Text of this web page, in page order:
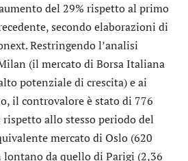
del 29% rispetto al primo
secondo elaborazioni di
. Restringendo l’analisi
(il mercato di Borsa Italiana
potenziale di crescita) e ai
il controvalore è stato di 776
allo stesso periodo del
mercato di Oslo (620
da quello di Parigi (2,36